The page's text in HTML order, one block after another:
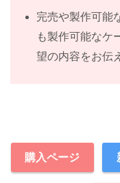
完売や製作可能
も製作可能なケ
望の内容をお伝
購入ページ